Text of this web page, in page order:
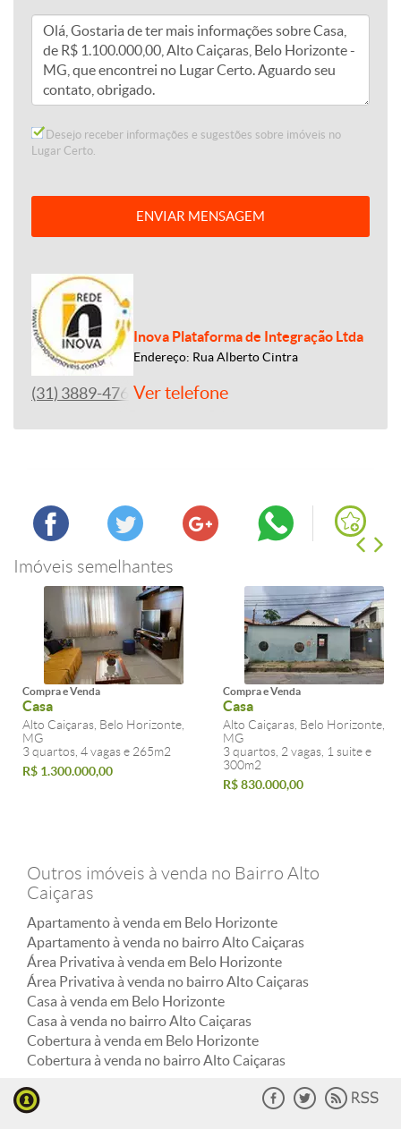
Desejo receber informações e sugestões sobre imóveis no
Lugar Certo.
ENVIAR MENSAGEM
Inova Plataforma de Integração Ltda
Endereço: Rua Alberto Cintra
(31) 3889-4765Ver telefone
Imóveis semelhantes
Compra e Venda
Casa
Alto Caiçaras, Belo Horizonte,
MG
3 quartos, 4 vagas e 265m2
R$ 1.300.000,00
Compra e Venda
Casa
Alto Caiçaras, Belo Horizonte,
MG
3 quartos, 2 vagas, 1 suite e
300m2
R$ 830.000,00
Outros imóveis à venda no Bairro Alto
Caiçaras
Apartamento à venda em Belo Horizonte
Apartamento à venda no bairro Alto Caiçaras
Área Privativa à venda em Belo Horizonte
Área Privativa à venda no bairro Alto Caiçaras
Casa à venda em Belo Horizonte
Casa à venda no bairro Alto Caiçaras
Cobertura à venda em Belo Horizonte
Cobertura à venda no bairro Alto Caiçaras